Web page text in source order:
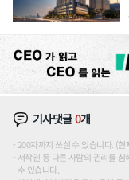
기사댓글0개
200자까지 쓰실 수 있습니다. (
저작권 등 다른 사람의 권리를
수 있습니다.